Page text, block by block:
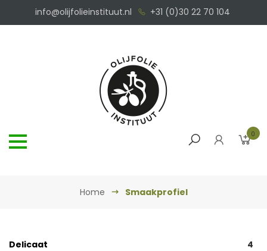
info@olijfolieinstituut.nl +31 (0)30 22 70 104
0
Home Smaakprofiel
Delicaat 4